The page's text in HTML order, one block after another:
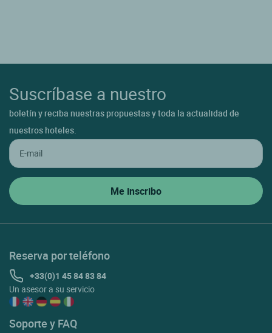
Suscríbase a nuestro
boletín y reciba nuestras propuestas y toda la actualidad de
nuestros hoteles.
Reserva por teléfono
+33(0)1 45 84 83 84
Un asesor a su servicio
Soporte y FAQ